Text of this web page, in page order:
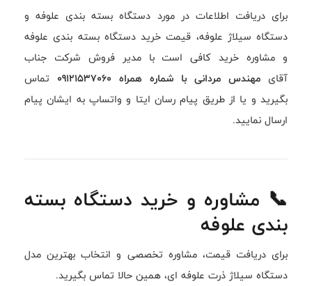
برای دریافت اطلاعات در مورد دستگاه بسته بندی علوفه و
دستگاه سیلاژ علوفه، قیمت خرید دستگاه بسته بندی علوفه
و مشاوره خرید کافی است با مدیر فروش شرکت جناب
آقای مهندس مردانی با شماره همراه 09121537060
تماس
بگیرید و یا از طریق پیام رسان ایتا و واتساپ به ایشان پیام
ارسال نمایید.
📞 مشاوره و خرید دستگاه بسته
بندی علوفه
برای دریافت قیمت، مشاوره تخصصی و انتخاب بهترین مدل
دستگاه سیلاژ ذرت علوفه ای، همین حالا تماس بگیرید.